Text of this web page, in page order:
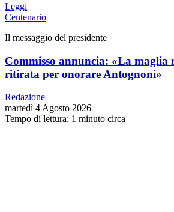
Leggi
Centenario
Il messaggio del presidente
Commisso annuncia: «La maglia
ritirata per onorare Antognoni»
Redazione
martedì 4 Agosto 2026
Tempo di lettura: 1 minuto circa